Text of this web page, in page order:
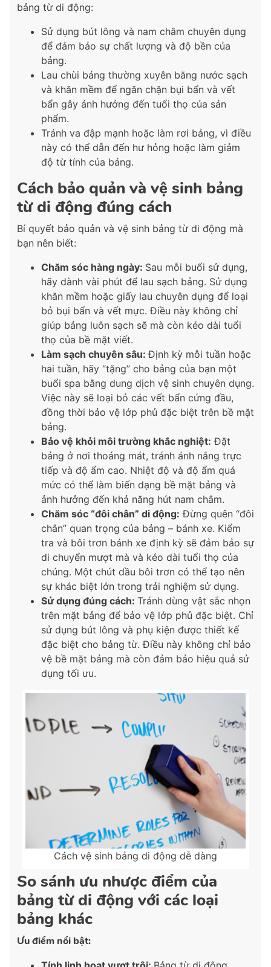
bảng từ di động:
Sử dụng bút lông và nam châm chuyên dụng
để đảm bảo sự chất lượng và độ bền của
bảng.
Lau chùi bảng thường xuyên bằng nước sạch
và khăn mềm để ngăn chặn bụi bẩn và vết
bẩn gây ảnh hưởng đến tuổi thọ của sản
phẩm.
Tránh va đập mạnh hoặc làm rơi bảng, vì điều
này có thể dẫn đến hư hỏng hoặc làm giảm
độ từ tính của bảng.
Cách bảo quản và vệ sinh bảng
từ di động đúng cách
Bí quyết bảo quản và vệ sinh bảng từ di động mà
bạn nên biết:
Chăm sóc hàng ngày: Sau mỗi buổi sử dụng,
hãy dành vài phút để lau sạch bảng. Sử dụng
khăn mềm hoặc giấy lau chuyên dụng để loại
bỏ bụi bẩn và vết mực. Điều này không chỉ
giúp bảng luôn sạch sẽ mà còn kéo dài tuổi
thọ của bề mặt viết.
Làm sạch chuyên sâu:Định kỳ mỗi tuần hoặc
hai tuần, hãy “tặng” cho bảng của bạn một
buổi spa bằng dung dịch vệ sinh chuyên dụng.
Việc này sẽ loại bỏ các vết bẩn cứng đầu,
đồng thời bảo vệ lớp phủ đặc biệt trên bề mặt
bảng.
Bảo vệ khỏi môi trường khắc nghiệt: Đặt
bảng ở nơi thoáng mát, tránh ánh nắng trực
tiếp và độ ẩm cao. Nhiệt độ và độ ẩm quá
mức có thể làm biến dạng bề mặt bảng và
ảnh hưởng đến khả năng hút nam châm.
Chăm sóc “đôi chân” di động: Đừng quên “đôi
chân” quan trọng của bảng – bánh xe. Kiểm
tra và bôi trơn bánh xe định kỳ sẽ đảm bảo sự
di chuyển mượt mà và kéo dài tuổi thọ của
chúng. Một chút dầu bôi trơn có thể tạo nên
sự khác biệt lớn trong trải nghiệm sử dụng.
Sử dụng đúng cách: Tránh dùng vật sắc nhọn
trên mặt bảng để bảo vệ lớp phủ đặc biệt. Chỉ
sử dụng bút lông và phụ kiện được thiết kế
đặc biệt cho bảng từ. Điều này không chỉ bảo
vệ bề mặt bảng mà còn đảm bảo hiệu quả sử
dụng tối ưu.
Cách vệ sinh bảng di động dễ dàng
So sánh ưu nhược điểm của
bảng từ di động với các loại
bảng khác
Ưu điểm nổi bật: